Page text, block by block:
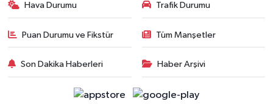
Hava Durumu Trafik Durumu
Puan Durumu ve Fikstür Tüm Manşetler
Son Dakika Haberleri Haber Arşivi